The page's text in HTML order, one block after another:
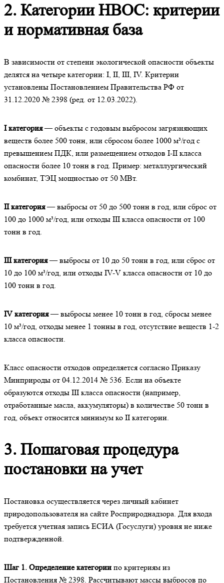
2. Категории НВОС: критерии
и нормативная база
В зависимости от степени экологической опасности объекты
делятся на четыре категории: I, II, III, IV. Критерии
установлены Постановлением Правительства РФ от
31.12.2020 № 2398 (ред. от 12.03.2022).
I категория— объекты с годовым выбросом загрязняющих
веществ более 500 тонн, или сбросом более 1000 м³/год с
превышением ПДК, или размещением отходов I-II класса
опасности более 10 тонн в год. Пример: металлургический
комбинат, ТЭЦ мощностью от 50 МВт.
II категория— выбросы от 50 до 500 тонн в год, или сброс от
100 до 1000 м³/год, или отходы III класса опасности от 100
тонн в год.
III категория— выбросы от 10 до 50 тонн в год, или сброс от
10 до 100 м³/год, или отходы IV-V класса опасности от 10 до
100 тонн в год.
IV категория— выбросы менее 10 тонн в год, сбросы менее
10 м³/год, отходы менее 1 тонны в год, отсутствие веществ 1-2
класса опасности.
Класс опасности отходов определяется согласно Приказу
Минприроды от 04.12.2014 № 536. Если на объекте
образуются отходы III класса опасности (например,
отработанные масла, аккумуляторы) в количестве 50 тонн в
год, объект относится минимум ко II категории.
3. Пошаговая процедура
постановки на учет
Постановка осуществляется через личный кабинет
природопользователя на сайте Росприроднадзора. Для входа
требуется учетная запись ЕСИА (Госуслуги) уровня не ниже
подтвержденной.
Шаг 1. Определение категории по критериям из
Постановления № 2398. Рассчитывают массы выбросов по